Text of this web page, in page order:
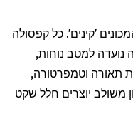
'קינים'. כל קפסולה
נועדה למטב נוחות,
תאורה וטמפרטורה,
משולב יוצרים חלל שקט